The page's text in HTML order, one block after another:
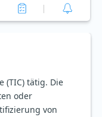
(TIC) tätig. Die
oder
von